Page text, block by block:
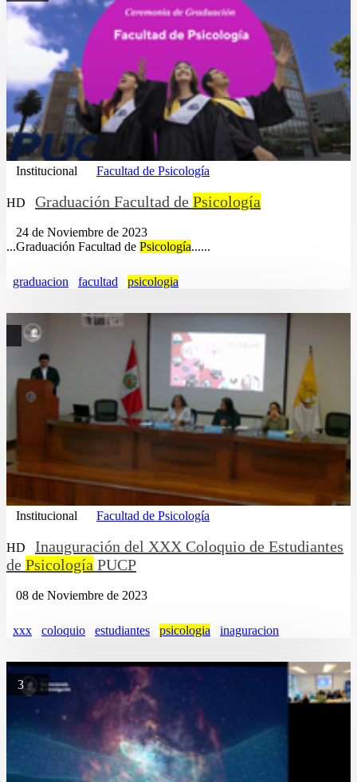
Institucional Facultad de Psicología
HD Graduación Facultad de Psicología
24 de Noviembre de 2023
...Graduación Facultad de Psicología......
graduacion facultad psicologia
Institucional Facultad de Psicología
HD
Inauguración del XXX Coloquio de Estudiantes
de Psicología PUCP
08 de Noviembre de 2023
xxx coloquio estudiantes psicologia inaguracion
3